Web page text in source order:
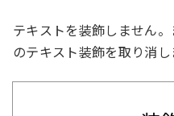
テキストを装飾しません
のテキスト装飾を取り消し